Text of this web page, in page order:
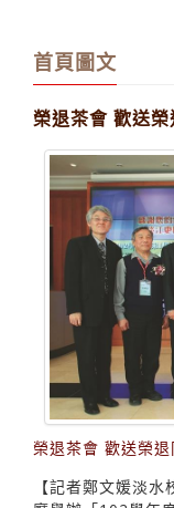
首頁圖文
榮退茶會 歡送
榮退茶會 歡送榮
【記者鄭文媛淡